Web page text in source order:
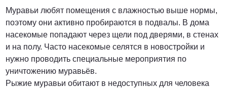
Муравьи любят помещения с влажностью выше нормы,
поэтому они активно пробираются в подвалы. В дома
насекомые попадают через щели под дверями, в стенах
и на полу. Часто насекомые селятся в новостройки и
нужно проводить специальные мероприятия по
уничтожению муравьёв.
Рыжие муравьи обитают в недоступных для человека